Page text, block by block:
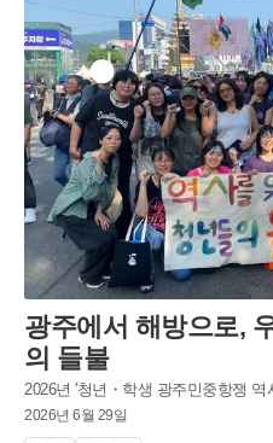
광주에서 해방으로,
의 들불
2026년 '청년・학생 광주민중항쟁 역
2026년 6월 29일